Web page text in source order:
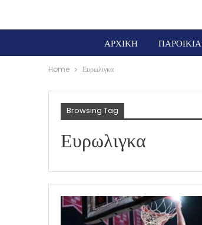
ΑΡΧΙΚΗ ΠΑΡΟΙΚΙΑ
Home Ευρωλιγκα
Browsing Tag
Ευρωλιγκα